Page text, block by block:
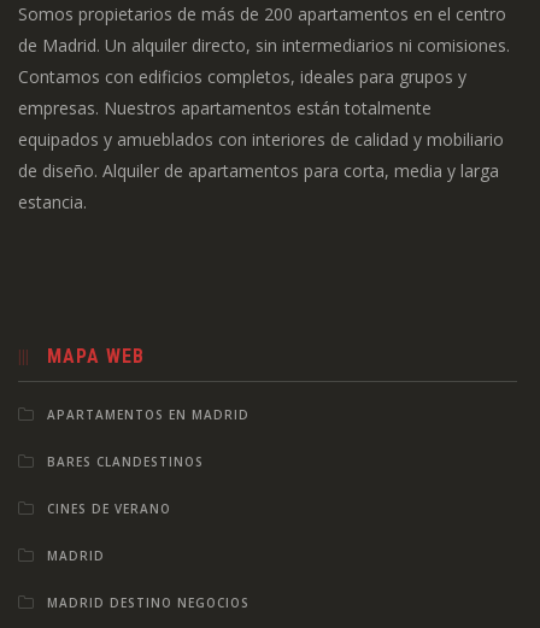
Somos propietarios de más de 200 apartamentos en el centro
de Madrid. Un alquiler directo, sin intermediarios ni comisiones.
Contamos con edificios completos, ideales para grupos y
empresas. Nuestros apartamentos están totalmente
equipados y amueblados con interiores de calidad y mobiliario
de diseño. Alquiler de apartamentos para corta, media y larga
estancia.
MAPA WEB
APARTAMENTOS EN MADRID
BARES CLANDESTINOS
CINES DE VERANO
MADRID
MADRID DESTINO NEGOCIOS